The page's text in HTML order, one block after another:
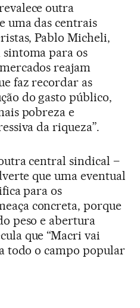
outra
uma das centrais
Pablo Micheli,
sintoma para os
reajam
faz recordar as
do gasto público,
pobreza e
da riqueza”.
central sindical –
que uma eventual
para os
concreta, porque
peso e abertura
que “Macri vai
todo o campo popular